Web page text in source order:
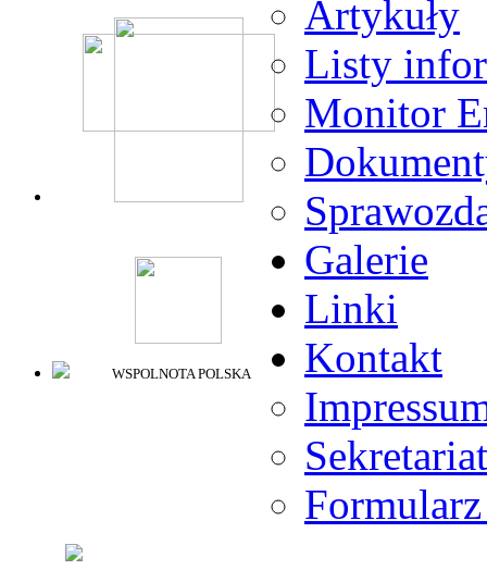
WSPOLNOTA POLSKA
Artykuły
Listy
Monitor
Galerie
Linki
Kontakt
Sekretariat